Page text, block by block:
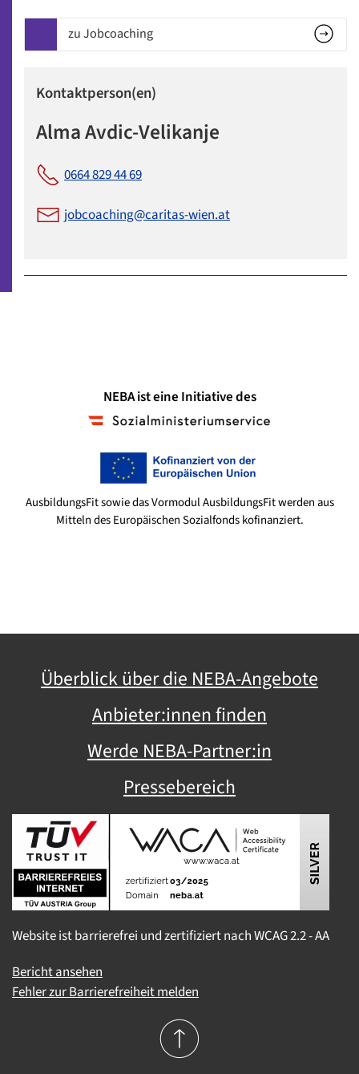
zu Jobcoaching
Kontaktperson(en)
Alma Avdic-Velikanje
0664 829 44 69
jobcoaching@caritas-wien.at
NEBA ist eine Initiative des
AusbildungsFit sowie das Vormodul AusbildungsFit werden aus
Mitteln des Europäischen Sozialfonds kofinanziert.
Überblick über die NEBA-Angebote
Anbieter:innen finden
Werde NEBA-Partner:in
Pressebereich
Website ist barrierefrei und zertifiziert nach WCAG 2.2 - AA
Bericht ansehen
Fehler zur Barrierefreiheit melden